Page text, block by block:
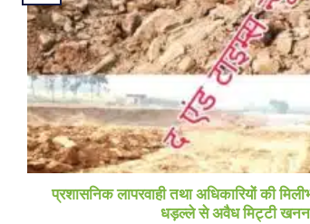
प्रशासनिक लापरवाही तथा अधिकारियों की
धड़ल्ले से अवैध मिट्टी खनन